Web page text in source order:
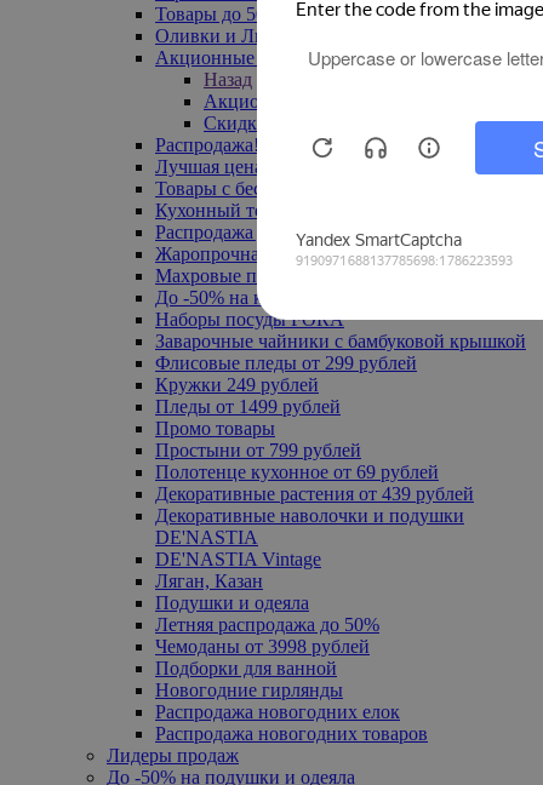
Товары до 500 руб
Оливки и Лимоны
Акционные товары
Назад
Акционные товары
Скидка 20% по промокоду
Распродажа! Ульяновск до -70%
Лучшая цена
Товары с бесплатной доставкой
Кухонный текстиль
Распродажа до -50%
Жаропрочная посуда
Махровые полотенца
До -50% на ковры
Наборы посуды FORA
Заварочные чайники с бамбуковой крышкой
Флисовые пледы от 299 рублей
Кружки 249 рублей
Пледы от 1499 рублей
Промо товары
Простыни от 799 рублей
Полотенце кухонное от 69 рублей
Декоративные растения от 439 рублей
Декоративные наволочки и подушки
DE'NASTIA
DE'NASTIA Vintage
Ляган, Казан
Подушки и одеяла
Летняя распродажа до 50%
Чемоданы от 3998 рублей
Подборки для ванной
Новогодние гирлянды
Распродажа новогодних елок
Распродажа новогодних товаров
Лидеры продаж
До -50% на подушки и одеяла